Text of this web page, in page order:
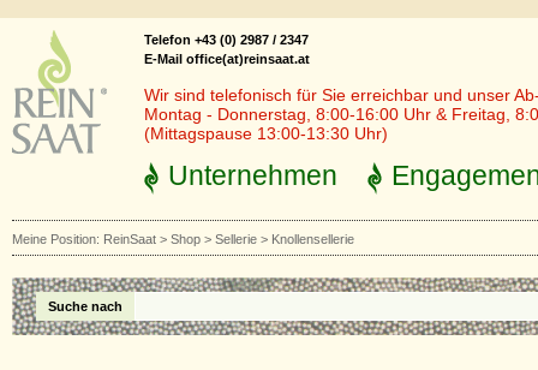
Telefon +43 (0) 2987 / 2347
E-Mail office(at)reinsaat.at
Wir sind telefonisch für Sie erreichbar und unser
Montag - Donnerstag, 8:00-16:00 Uhr & Freitag,
(Mittagspause 13:00-13:30 Uhr)
Unternehmen
Meine Position: ReinSaat > Shop > Sellerie > Knollensellerie
Suche nach